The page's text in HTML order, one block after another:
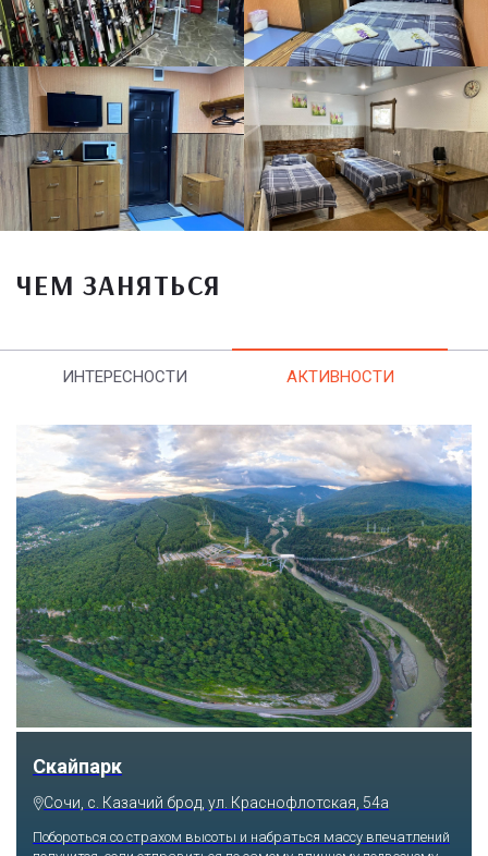
ЧЕМ ЗАНЯТЬСЯ
ИНТЕРЕСНОСТИ АКТИВНОСТИ
Парк «Ривьера»
Сочи, ул. Егорова, 1/6, микрорайон Центральный
Куда бы ни упал взгляд человека, он обязательно увидит здесь